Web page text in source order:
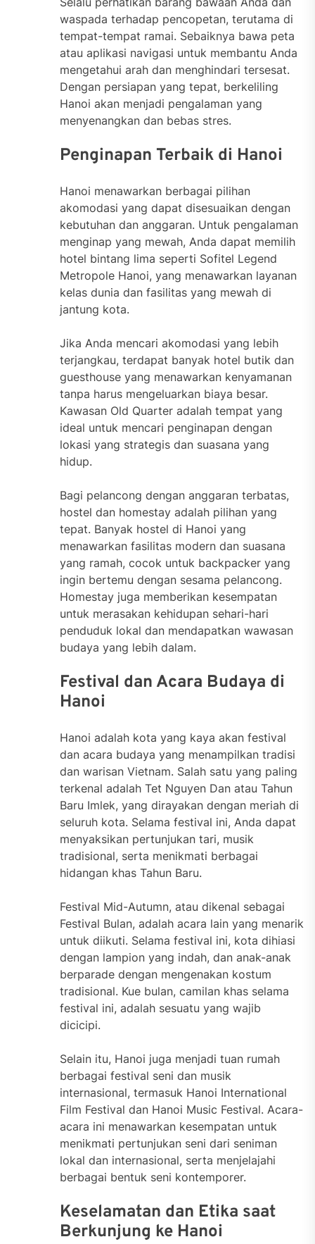
waspada terhadap pencopetan, terutama di
tempat-tempat ramai. Sebaiknya bawa peta
atau aplikasi navigasi untuk membantu Anda
mengetahui arah dan menghindari tersesat.
Dengan persiapan yang tepat, berkeliling
Hanoi akan menjadi pengalaman yang
menyenangkan dan bebas stres.
Penginapan Terbaik di Hanoi
Hanoi menawarkan berbagai pilihan
akomodasi yang dapat disesuaikan dengan
kebutuhan dan anggaran. Untuk pengalaman
menginap yang mewah, Anda dapat memilih
hotel bintang lima seperti Sofitel Legend
Metropole Hanoi, yang menawarkan layanan
kelas dunia dan fasilitas yang mewah di
jantung kota.
Jika Anda mencari akomodasi yang lebih
terjangkau, terdapat banyak hotel butik dan
guesthouse yang menawarkan kenyamanan
tanpa harus mengeluarkan biaya besar.
Kawasan Old Quarter adalah tempat yang
ideal untuk mencari penginapan dengan
lokasi yang strategis dan suasana yang
hidup.
Bagi pelancong dengan anggaran terbatas,
hostel dan homestay adalah pilihan yang
tepat. Banyak hostel di Hanoi yang
menawarkan fasilitas modern dan suasana
yang ramah, cocok untuk backpacker yang
ingin bertemu dengan sesama pelancong.
Homestay juga memberikan kesempatan
untuk merasakan kehidupan sehari-hari
penduduk lokal dan mendapatkan wawasan
budaya yang lebih dalam.
Festival dan Acara Budaya di
Hanoi
Hanoi adalah kota yang kaya akan festival
dan acara budaya yang menampilkan tradisi
dan warisan Vietnam. Salah satu yang paling
terkenal adalah Tet Nguyen Dan atau Tahun
Baru Imlek, yang dirayakan dengan meriah di
seluruh kota. Selama festival ini, Anda dapat
menyaksikan pertunjukan tari, musik
tradisional, serta menikmati berbagai
hidangan khas Tahun Baru.
Festival Mid-Autumn, atau dikenal sebagai
Festival Bulan, adalah acara lain yang menarik
untuk diikuti. Selama festival ini, kota dihiasi
dengan lampion yang indah, dan anak-anak
berparade dengan mengenakan kostum
tradisional. Kue bulan, camilan khas selama
festival ini, adalah sesuatu yang wajib
dicicipi.
Selain itu, Hanoi juga menjadi tuan rumah
berbagai festival seni dan musik
internasional, termasuk Hanoi International
Film Festival dan Hanoi Music Festival. Acara-
acara ini menawarkan kesempatan untuk
menikmati pertunjukan seni dari seniman
lokal dan internasional, serta menjelajahi
berbagai bentuk seni kontemporer.
Keselamatan dan Etika saat
Berkunjung ke Hanoi